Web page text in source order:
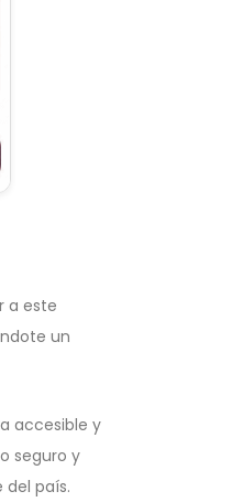
a este
un
accesible y
seguro y
país.